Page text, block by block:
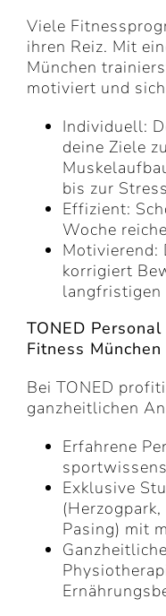
Viele
ihren Reiz. Mit
München
motiviert und
Individuell:
deine Ziele
bis zur
Effizient:
Woche
Motivierend:
korrigiert
TONED
Fitness München
Bei TONED
ganzheitlichen
Erfahrene
Exklusive
Pasing) mit